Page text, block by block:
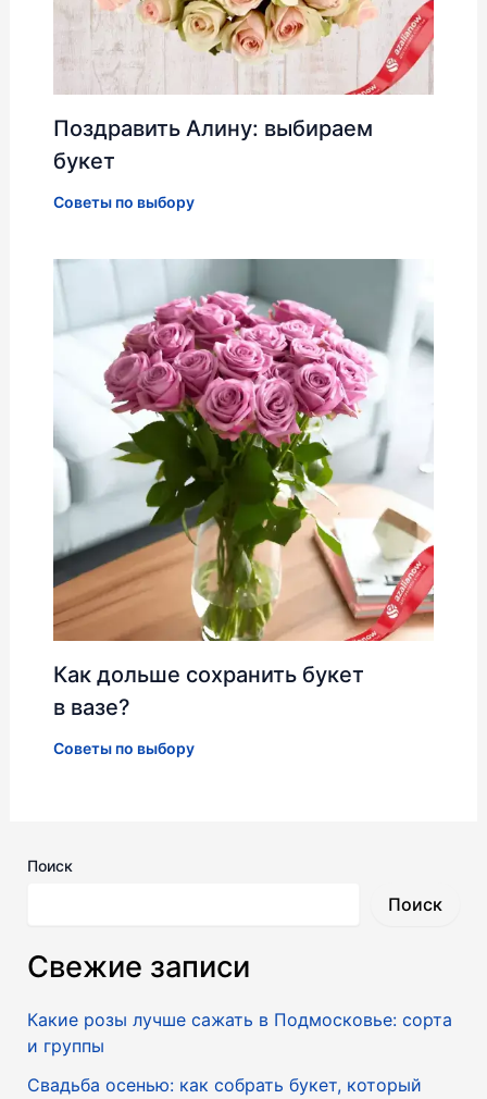
Поздравить Алину: выбираем
букет
Советы по выбору
Как дольше сохранить букет
в вазе?
Советы по выбору
Поиск
Поиск
Свежие записи
Какие розы лучше сажать в Подмосковье: сорта
и группы
Свадьба осенью: как собрать букет, который